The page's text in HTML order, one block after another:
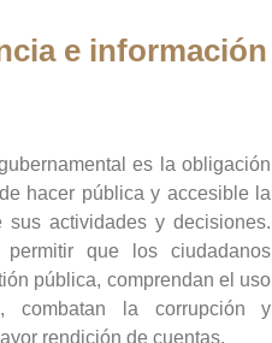
e información
es la obligación
hacer pública y accesible la
sus actividades y decisiones.
que los ciudadanos
pública, comprendan el uso
combatan la corrupción y
rendición de cuentas.